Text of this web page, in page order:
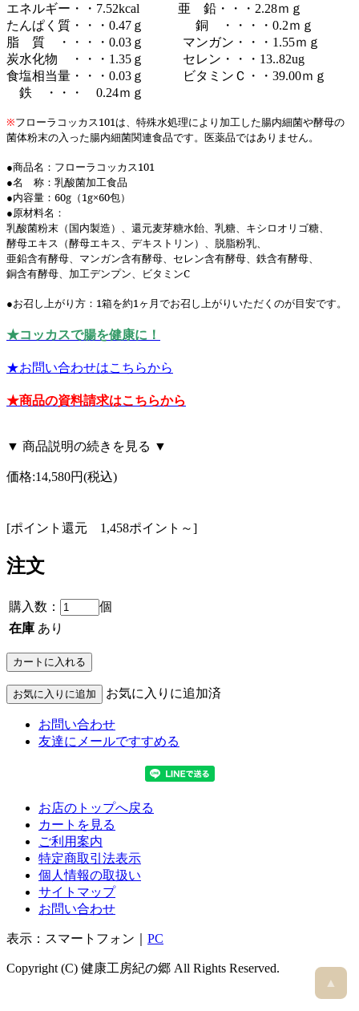
エネルギー・・7.52kcal 亜 鉛・・・2.28ｍｇ
たんぱく質・・・0.47ｇ 銅 ・・・・0.2ｍｇ
脂 質 ・・・・0.03ｇ マンガン・・・1.55ｍｇ
炭水化物 ・・・1.35ｇ セレン・・・13..82ug
食塩相当量・・・0.03ｇ ビタミンＣ・・39.00ｍｇ
鉄 ・・・ 0.24ｍｇ
※フローラコッカス101は、特殊水処理により加工した腸内細菌や酵母の
菌体粉末の入った腸内細菌関連食品です。医薬品ではありません。
●商品名：フローラコッカス101
●名 称：乳酸菌加工食品
●内容量：60g（1g×60包）
●原材料名：
乳酸菌粉末（国内製造）、還元麦芽糖水飴、乳糖、キシロオリゴ糖、
酵母エキス（酵母エキス、デキストリン）、脱脂粉乳、
亜鉛含有酵母、マンガン含有酵母、セレン含有酵母、鉄含有酵母、
銅含有酵母、加工デンプン、ビタミンC
●お召し上がり方：1箱を約1ヶ月でお召し上がりいただくのが目安です。
★コッカスで腸を健康に！
★お問い合わせはこちらから
★商品の資料請求はこちらから
▼ 商品説明の続きを見る ▼
価格:14,580円(税込)
[ポイント還元 1,458ポイント～]
注文
購入数：
個
在庫 あり
お気に入りに追加済
お問い合わせ
友達にメールですすめる
お店のトップへ戻る
カートを見る
ご利用案内
特定商取引法表示
個人情報の取扱い
サイトマップ
お問い合わせ
表示：スマートフォン｜ PC
Copyright (C) 健康工房紀の郷 All Rights Reserved.
▲